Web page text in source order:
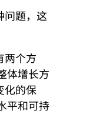
题，这
个方
体增长方
的保
平和可持